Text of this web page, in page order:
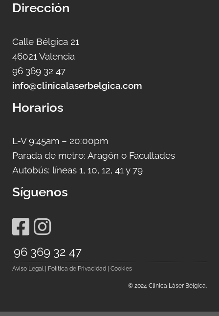
Dirección
Calle Bélgica 21
46021 Valencia
96 369 32 47
info@clinicalaserbelgica.com
Horarios
L-V 9:45am – 20:00pm
Parada de metro: Aragón o Facultades
Autobús: líneas 1, 10, 12, 41 y 79
Síguenos
96 369 32 47
Aviso Legal | Política de Privacidad | Cookies
© 2024 Clínica Láser Bélgica.